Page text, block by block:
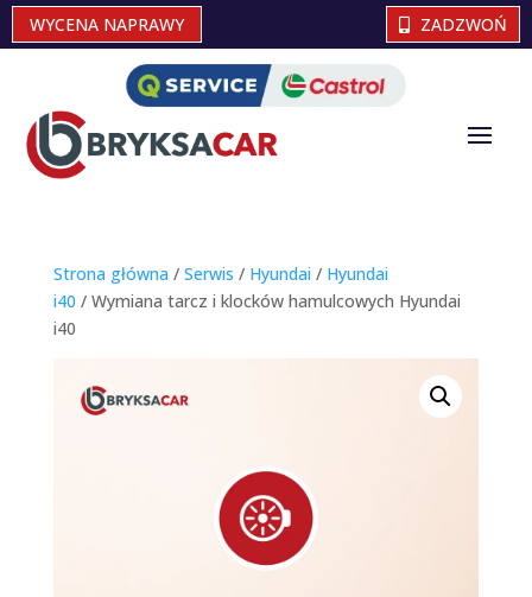
WYCENA NAPRAWY ZADZWOŃ
Strona główna / Serwis / Hyundai / Hyundai
i40 / Wymiana tarcz i klocków hamulcowych Hyundai
i40